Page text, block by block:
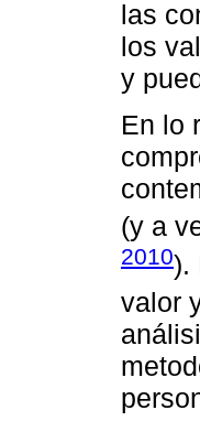
las
los
y
En lo
(y a
2010).
valor